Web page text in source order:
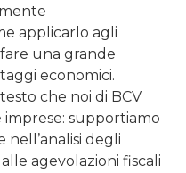
applicarlo agli
una grande
economici.
che noi di BCV
supportiamo
degli
agevolazioni fiscali